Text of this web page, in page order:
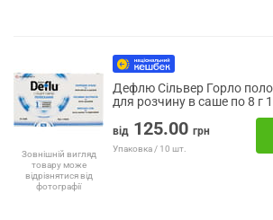
Зовнішній вигляд
товару може
відрізнятися від
фотографії
Дефлю Сільвер Горло
для розчину в саше по 8 г
від 125.00 грн
Упаковка / 10 шт.